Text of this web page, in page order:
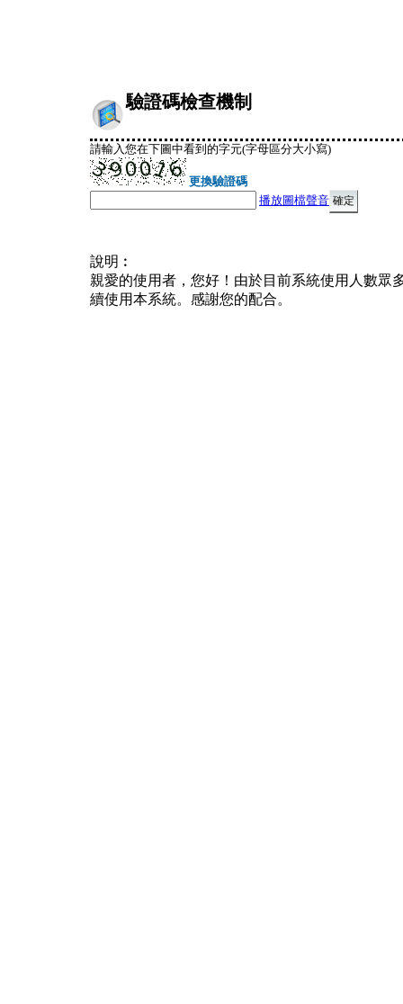
驗證碼檢查機制
請輸入您在下圖中看到的字元(字母區分大小寫)
更換驗證碼
播放圖檔聲音
說明︰
親愛的使用者，您好！由於目前系統使用人數眾
續使用本系統。感謝您的配合。